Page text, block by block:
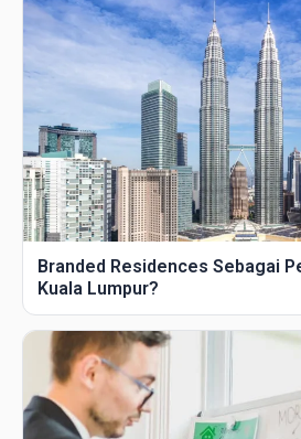
Branded Residences Sebagai
Kuala Lumpur?